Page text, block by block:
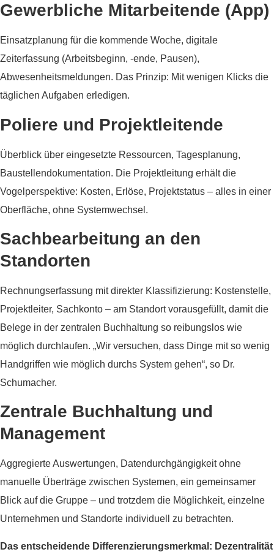
Gewerbliche Mitarbeitende (App)
Einsatzplanung für die kommende Woche, digitale
Zeiterfassung (Arbeitsbeginn, -ende, Pausen),
Abwesenheitsmeldungen. Das Prinzip: Mit wenigen Klicks die
täglichen Aufgaben erledigen.
Poliere und Projektleitende
Überblick über eingesetzte Ressourcen, Tagesplanung,
Baustellendokumentation. Die Projektleitung erhält die
Vogelperspektive: Kosten, Erlöse, Projektstatus – alles in einer
Oberfläche, ohne Systemwechsel.
Sachbearbeitung an den
Standorten
Rechnungserfassung mit direkter Klassifizierung: Kostenstelle,
Projektleiter, Sachkonto – am Standort vorausgefüllt, damit die
Belege in der zentralen Buchhaltung so reibungslos wie
möglich durchlaufen. „Wir versuchen, dass Dinge mit so wenig
Handgriffen wie möglich durchs System gehen“, so Dr.
Schumacher.
Zentrale Buchhaltung und
Management
Aggregierte Auswertungen, Datendurchgängigkeit ohne
manuelle Überträge zwischen Systemen, ein gemeinsamer
Blick auf die Gruppe – und trotzdem die Möglichkeit, einzelne
Unternehmen und Standorte individuell zu betrachten.
Das entscheidende Differenzierungsmerkmal: Dezentralität